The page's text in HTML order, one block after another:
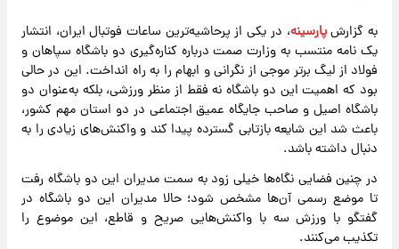
به گزارشپارسینه، در یکی از پرحاشیه‌ترین ساعات فوتبال ایران، انتشار
یک نامه منتسب به وزارت صمت درباره کناره‌گیری دو باشگاه سپاهان و
فولاد از لیگ برتر موجی از نگرانی و ابهام را به راه انداخت. این در حالی
بود که اهمیت این دو باشگاه نه فقط از منظر ورزشی، بلکه به‌عنوان دو
باشگاه اصیل و صاحب جایگاه عمیق اجتماعی در دو استان مهم کشور،
باعث شد این شایعه بازتابی گسترده پیدا کند و واکنش‌های زیادی را به
دنبال داشته باشد.
در چنین فضایی نگاه‌ها خیلی زود به سمت مدیران این دو باشگاه رفت
تا موضع رسمی آن‌ها مشخص شود؛ حالا مدیران این دو باشگاه در
گفتگو با ورزش سه با واکنش‌هایی صریح و قاطع، این موضوع را
تکذیب می‌کنند.